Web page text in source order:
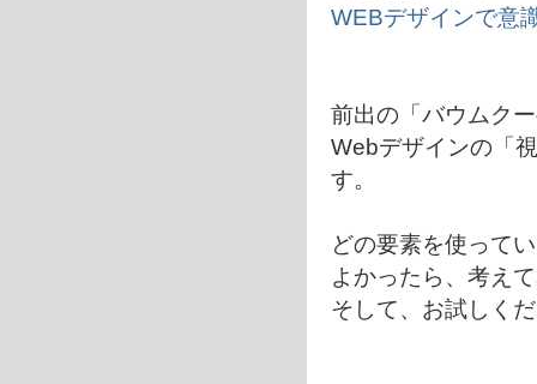
WEBデザインで意
前出の「バウムク
Webデザインの「
す。
どの要素を使って
よかったら、考え
そして、お試しく